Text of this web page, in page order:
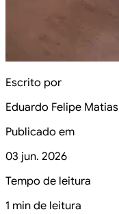
Escrito por
Eduardo Felipe Matias
Publicado em
03 jun. 2026
Tempo de leitura
1 min de leitura